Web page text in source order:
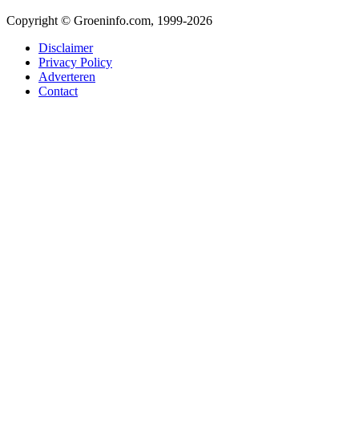
Copyright © Groeninfo.com, 1999-2026
Disclaimer
Privacy Policy
Adverteren
Contact